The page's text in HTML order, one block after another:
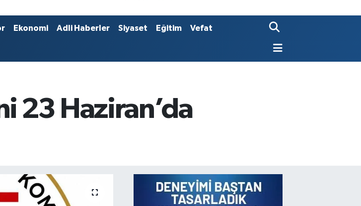
55,0317
%-0.02
STERLİN
Ekonomi Adli Haberler Siyaset Eğitim Vefat
23 Haziran’da